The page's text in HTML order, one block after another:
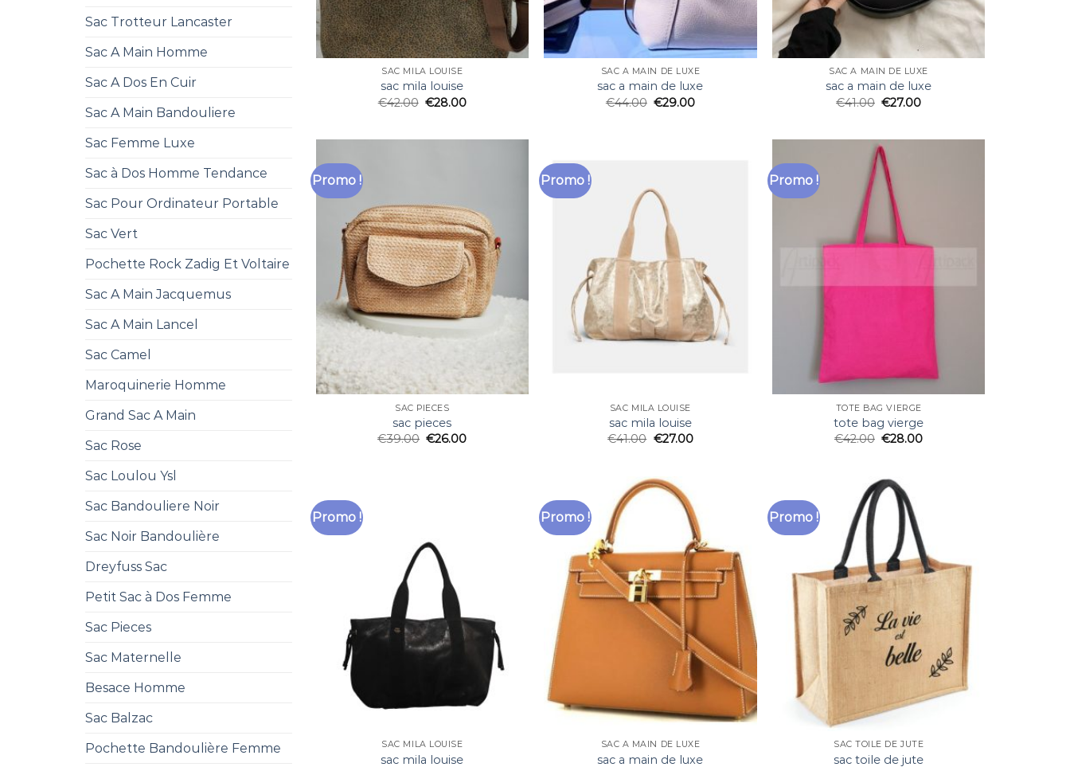
Sac Trotteur Lancaster
Sac A Main Homme
Sac A Dos En Cuir
Sac A Main Bandouliere
Sac Femme Luxe
Sac à Dos Homme Tendance
Sac Pour Ordinateur Portable
Sac Vert
Pochette Rock Zadig Et Voltaire
Sac A Main Jacquemus
Sac A Main Lancel
Sac Camel
Maroquinerie Homme
Grand Sac A Main
Sac Rose
Sac Loulou Ysl
Sac Bandouliere Noir
Sac Noir Bandoulière
Dreyfuss Sac
Petit Sac à Dos Femme
Sac Pieces
Sac Maternelle
Besace Homme
Sac Balzac
Pochette Bandoulière Femme
SAC MILA LOUISE
sac mila louise
€42.00 €28.00
SAC A MAIN DE LUXE
sac a main de luxe
€44.00 €29.00
SAC A MAIN DE LUXE
sac a main de luxe
€41.00 €27.00
Promo !
SAC PIECES
sac pieces
€39.00 €26.00
Promo !
SAC MILA LOUISE
sac mila louise
€41.00 €27.00
Promo !
TOTE BAG VIERGE
tote bag vierge
€42.00 €28.00
Promo !
SAC MILA LOUISE
sac mila louise
Promo !
SAC A MAIN DE LUXE
sac a main de luxe
Promo !
SAC TOILE DE JUTE
sac toile de jute